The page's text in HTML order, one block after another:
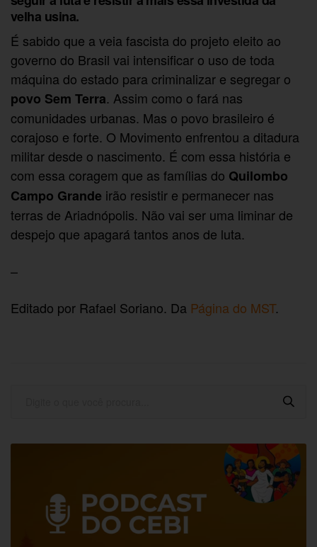
velha usina.
É sabido que a veia fascista do projeto eleito ao
governo do Brasil vai intensificar o uso de toda
máquina do estado para criminalizar e segregar o
povo Sem Terra. Assim como o fará nas
comunidades urbanas. Mas o povo brasileiro é
corajoso e forte. O Movimento enfrentou a ditadura
militar desde o nascimento. É com essa história e
com essa coragem que as famílias do Quilombo
Campo Grande irão resistir e permanecer nas
terras de Ariadnópolis. Não vai ser uma liminar de
despejo que apagará tantos anos de luta.
–
Editado por Rafael Soriano. Da Página do MST.